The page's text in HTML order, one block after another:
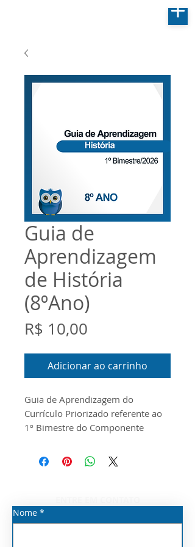
Guia de
Aprendizagem
de História
(8ºAno)
R$ 10,00
Adicionar ao carrinho
Guia de Aprendizagem do
Currículo Priorizado referente ao
1º Bimestre do Componente
Ano do Ensino Fundamental Anos
Finais. O documento foi
Material Digital disponibilizados
pela Seduc/SP para o ano de
Nome *